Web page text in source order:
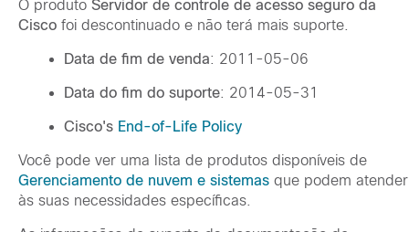
O produto Servidor de controle de acesso seguro da
Cisco foi descontinuado e não terá mais suporte.
Data de fim de venda: 2011-05-06
Data do fim do suporte: 2014-05-31
Cisco's End-of-Life Policy
Você pode ver uma lista de produtos disponíveis de
Gerenciamento de nuvem e sistemas que podem atender
às suas necessidades específicas.